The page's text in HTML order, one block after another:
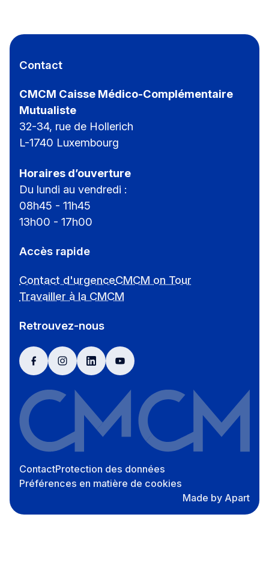
Contact
CMCM Caisse Médico-Complémentaire
Mutualiste
32-34, rue de Hollerich
L-1740 Luxembourg
Horaires d’ouverture
Du lundi au vendredi :
08h45 - 11h45
13h00 - 17h00
Accès rapide
Contact d'urgenceCMCM on Tour
Travailler à la CMCM
Retrouvez-nous
facebookinstagramlinkedinyoutube
ContactProtection des données
Préférences en matière de cookies
Made by Apart